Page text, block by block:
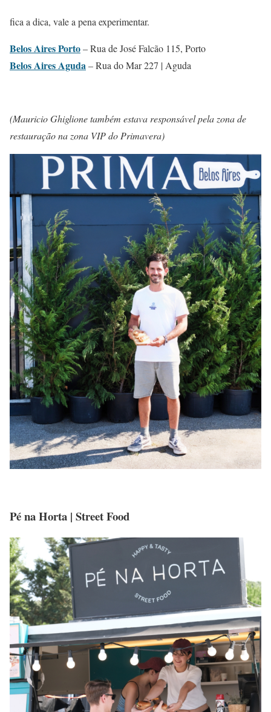
fica a dica, vale a pena experimentar.
Belos Aires Porto– Rua de José Falcão 115, Porto
Belos Aires Aguda – Rua do Mar 227 | Aguda
(Mauricio Ghiglione também estava responsável pela zona de
restauração na zona VIP do Primavera)
Pé na Horta | Street Food